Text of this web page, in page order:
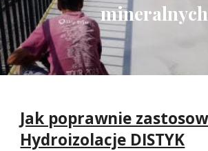
mineralnych
Jak poprawnie
Hydroizolacje DISTYK